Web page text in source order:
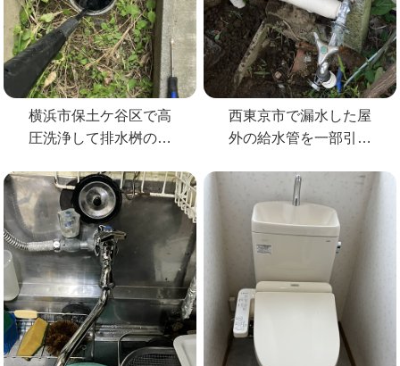
横浜市保土ケ谷区で高
圧洗浄して排水桝の詰
西東京市で漏水した屋
外の給水管を一部引き